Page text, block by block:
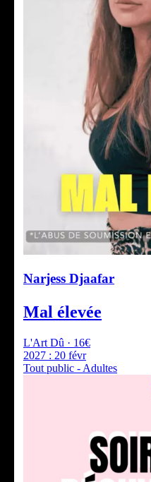
Narjess Djaafar
Mal élevée
L'Art Dû · 16€
2027 : 20 févr
Tout public - Adultes